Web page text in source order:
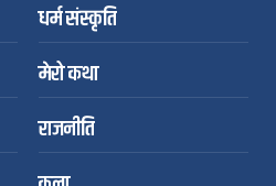
धर्म संस्कृति
मेरो कथा
राजनीति